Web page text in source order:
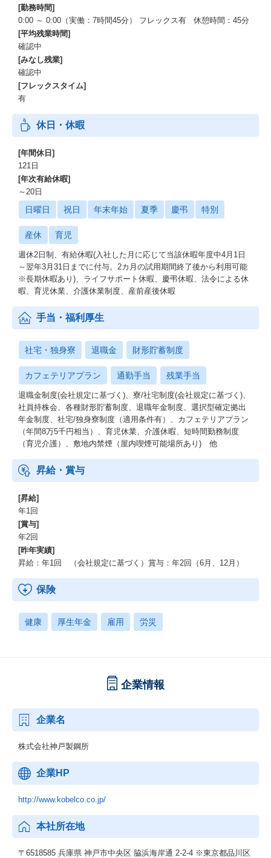
[勤務時間]
0:00 ～ 0:00（実働：7時間45分） フレックス有 休憩時間：45分
[平均残業時間]
確認中
[みなし残業]
確認中
[フレックスタイム]
有
休日・休暇
[年間休日]
121日
[年次有給休暇]
～20日
日曜日 祝日 年末年始 夏季 慶弔 特別
産休 育児
週休2日制、有給休暇(入社した月に応じて当該休暇年度中4月1日
～翌年3月31日までに付与。2カ月の試用期間終了後から利用可能
※長期休暇あり)、ライフサポート休暇、慶弔休暇、法令による休
暇、育児休業、介護休業制度、産前産後休暇
手当・福利厚生
社宅・独身寮 退職金 財形貯蓄制度
カフェテリアプラン 通勤手当 残業手当
退職金制度(会社規定に基づく)、寮/社宅制度(会社規定に基づく)、
社員持株会、各種財形貯蓄制度、退職年金制度、選択型確定拠出
年金制度、社宅/独身寮制度（適用条件有）、カフェテリアプラン
（年間8万5千円相当）、育児休業、介護休暇、短時間勤務制度
（育児介護）、敷地内禁煙（屋内喫煙可能場所あり) 他
昇給・賞与
[昇給]
年1回
[賞与]
年2回
[昨年実績]
昇給：年1回 （会社規定に基づく）賞与：年2回（6月、12月）
保険
健康 厚生年金 雇用 労災
企業情報
企業名
株式会社神戸製鋼所
企業HP
http://www.kobelco.co.jp/
本社所在地
〒6518585 兵庫県 神戸市中央区 脇浜海岸通 2-2-4 ※東京都品川区